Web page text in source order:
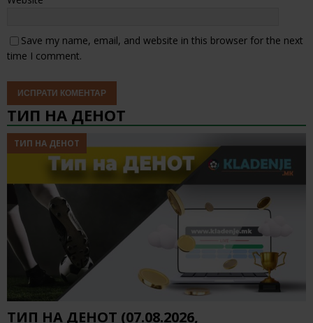
Save my name, email, and website in this browser for the next
time I comment.
ТИП НА ДЕНОТ
ТИП НА ДЕНОТ
ТИП НА ДЕНОТ (07.08.2026,